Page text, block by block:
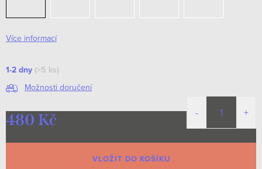
Více informací
1-2 dny (>5 ks)
Možnosti doručení
480 Kč
cena:
VLOŽIT DO KOŠÍKU